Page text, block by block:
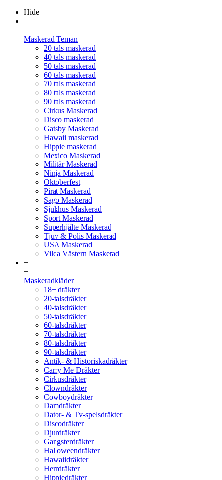
Hide
+
+
Maskerad Teman
20 tals maskerad
40 tals maskerad
50 tals maskerad
60 tals maskerad
70 tals maskerad
80 tals maskerad
90 tals maskerad
Cirkus Maskerad
Disco maskerad
Gatsby Maskerad
Hawaii maskerad
Hippie maskerad
Mexico Maskerad
Militär Maskerad
Ninja Maskerad
Oktoberfest
Pirat Maskerad
Sago Maskerad
Sjukhus Maskerad
Sport Maskerad
Superhjälte Maskerad
Tjuv & Polis Maskerad
USA Maskerad
Vilda Västern Maskerad
+
+
Maskeradkläder
18+ dräkter
20-talsdräkter
40-talsdräkter
50-talsdräkter
60-talsdräkter
70-talsdräkter
80-talsdräkter
90-talsdräkter
Antik- & Historiskadräkter
Carry Me Dräkter
Cirkusdräkter
Clowndräkter
Cowboydräkter
Damdräkter
Dator- & Tv-spelsdräkter
Discodräkter
Djurdräkter
Gangsterdräkter
Halloweendräkter
Hawaiidräkter
Herrdräkter
Hippiedräkter